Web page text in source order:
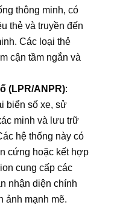
thông minh, có
thẻ và truyền đến
Các loại thẻ
cận tầm ngắn và
(LPR/ANPR):
biển số xe, sử
minh và lưu trữ
hệ thống này có
cứng hoặc kết hợp
cung cấp các
nhận diện chính
ảnh mạnh mẽ.